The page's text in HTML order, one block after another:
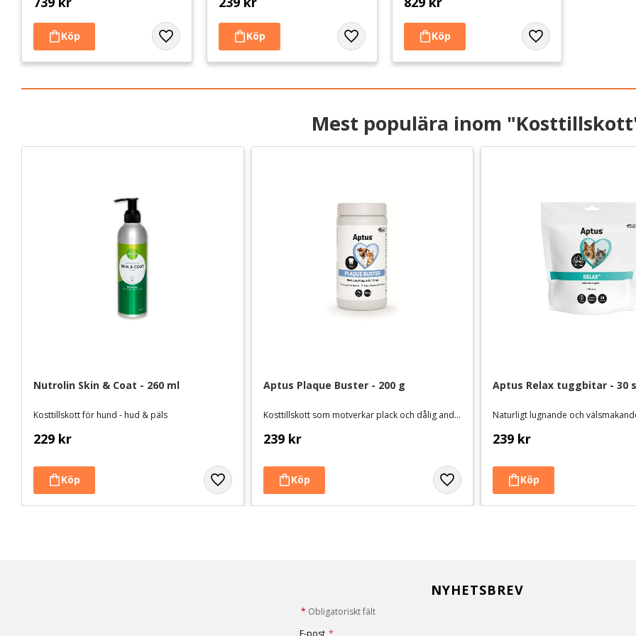
Lägg till i favoriter Lägg till i favoriter Lägg till i favoriter
Mest populära inom
Nutrolin Skin & Coat - 260 ml
Kosttillskott för hund - hud & päls
229 kr
Aptus Plaque Buster - 200 g
Kosttillskott som motverkar plack och dålig andedräkt hos hund och katt
239 kr
Aptus Relax tuggbitar - 30
Naturligt lugnande och
239 kr
NYHETSBREV
* Obligatoriskt fält